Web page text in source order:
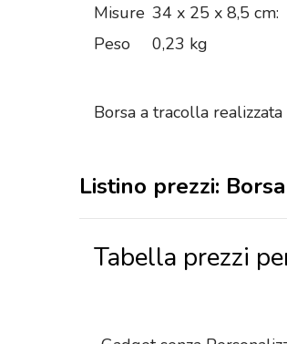
Misure 34 x 25 x 8,5 cm:
Peso
0,23 kg
Borsa a tracolla
Listino prezzi:
Tabella prezzi